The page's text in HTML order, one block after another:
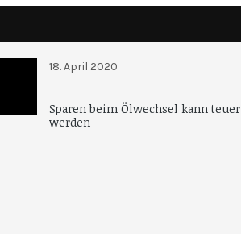
18. April 2020
Sparen beim Ölwechsel kann teuer
werden